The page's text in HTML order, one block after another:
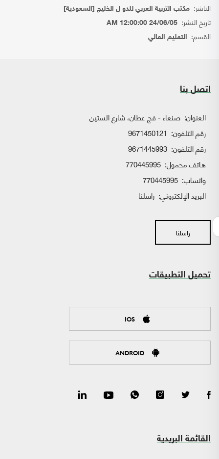
الناشر: مكتب التربية العربي للدو ل الخليج [السعودية]
تاريخ النشر: 24/06/05 12:00:00 AM
القسم: التعليم العالي
اتصل بنا
العنوان: صنعاء - فج عطان، شارع الستين
رقم التلفون: 9671450121
رقم التلفون: 9671445993
هاتف محمول: 770445995
واتساب:
البريد الإلكتروني: راسلنا
راسلنا
تحميل التطبيقات
IOS
ANDROID
القائمة البريدية